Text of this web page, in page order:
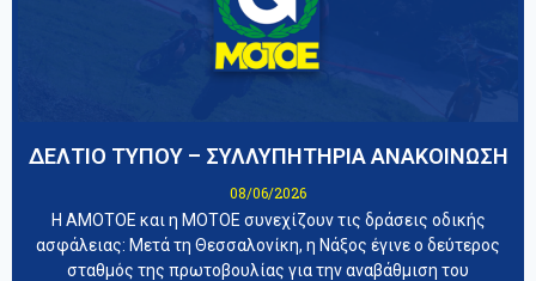
ΔΕΛΤΙΟ ΤΥΠΟΥ – ΣΥΛΛΥΠΗΤΗΡΙΑ ΑΝΑΚΟΙΝΩΣΗ
08/06/2026
Η ΑΜΟΤΟΕ και η ΜΟΤΟΕ συνεχίζουν τις δράσεις οδικής
ασφάλειας: Μετά τη Θεσσαλονίκη, η Νάξος έγινε ο δεύτερος
σταθμός της πρωτοβουλίας για την αναβάθμιση του